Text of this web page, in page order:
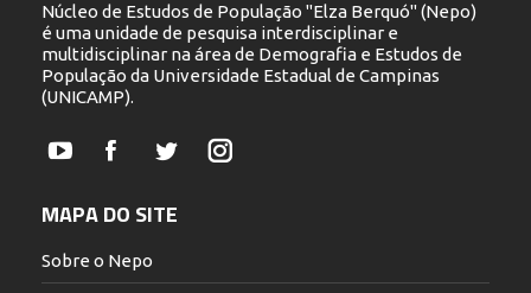
Núcleo de Estudos de População "Elza Berquó" (Nepo)
é uma unidade de pesquisa interdisciplinar e
multidisciplinar na área de Demografia e Estudos de
População da Universidade Estadual de Campinas
(UNICAMP).
YouTubeFacebookTwitterInstagram
MAPA DO SITE
Sobre o Nepo